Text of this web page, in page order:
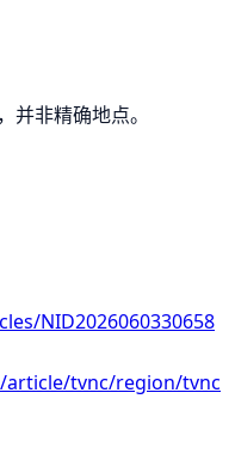
并非精确地点。
NID2026060330658
tvnc/region/tvnc